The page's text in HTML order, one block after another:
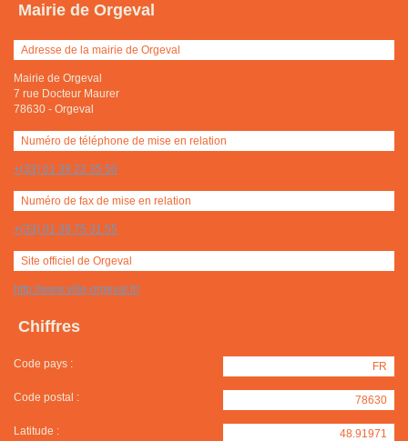
Mairie de Orgeval
Adresse de la mairie de Orgeval
Mairie de Orgeval
7 rue Docteur Maurer
78630 - Orgeval
Numéro de téléphone de mise en relation
+(33) 01 39 22 35 50
Numéro de fax de mise en relation
+(33) 01 39 75 31 55
Site officiel de Orgeval
http://www.ville-orgeval.fr/
Chiffres
Code pays : FR
Code postal : 78630
Latitude : 48.91971